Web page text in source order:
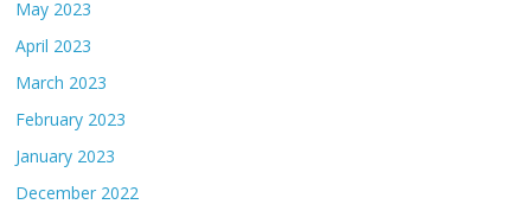
May 2023
April 2023
March 2023
February 2023
January 2023
December 2022